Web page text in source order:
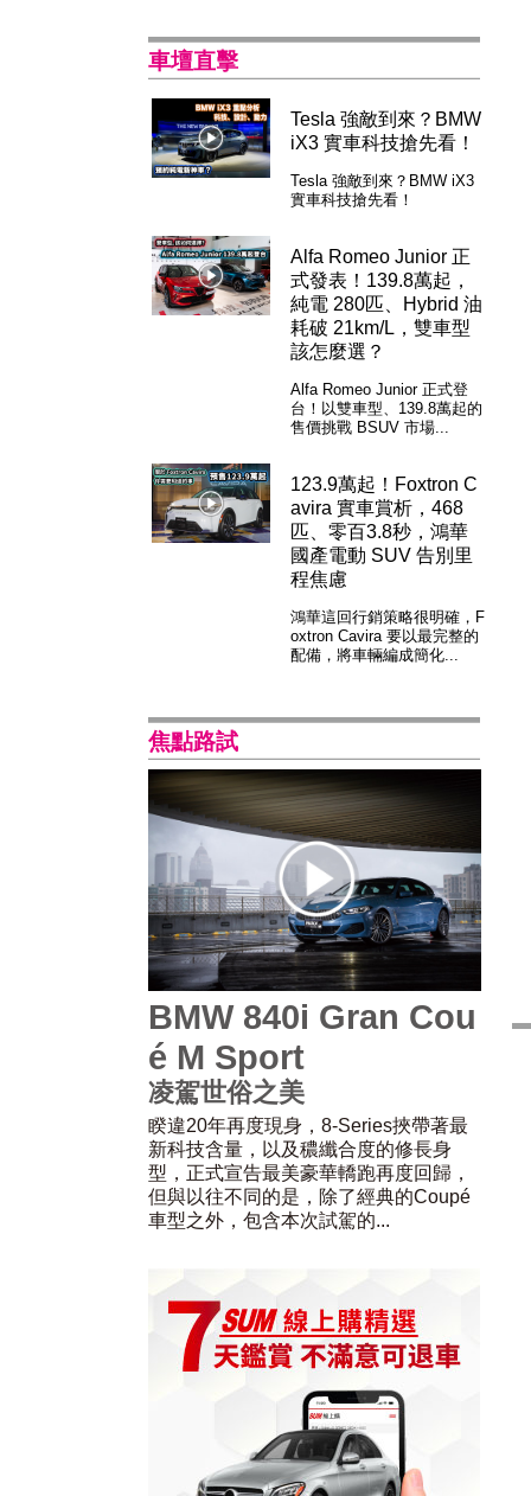
車壇直擊
Tesla 強敵到來？BMW
iX3 實車科技搶先看！
Tesla 強敵到來？BMW iX3
實車科技搶先看！
Alfa Romeo Junior 正
式發表！139.8萬起，
純電 280匹、Hybrid 油
耗破 21km/L，雙車型
該怎麼選？
Alfa Romeo Junior 正式登
台！以雙車型、139.8萬起的
售價挑戰 BSUV 市場...
123.9萬起！Foxtron C
avira 實車賞析，468
匹、零百3.8秒，鴻華
國產電動 SUV 告別里
程焦慮
鴻華這回行銷策略很明確，F
oxtron Cavira 要以最完整的
配備，將車輛編成簡化...
焦點路試
BMW 840i Gran Cou
é M Sport
凌駕世俗之美
睽違20年再度現身，8-Series挾帶著最
新科技含量，以及穠纖合度的修長身
型，正式宣告最美豪華轎跑再度回歸，
但與以往不同的是，除了經典的Coupé
車型之外，包含本次試駕的...